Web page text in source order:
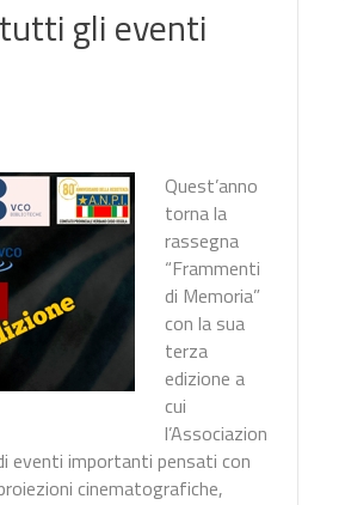
gli eventi
Quest’anno
torna la
rassegna
“Frammenti
di Memoria”
con la sua
terza
edizione a
cui
l’Associazion
eventi importanti pensati con
cinematografiche,